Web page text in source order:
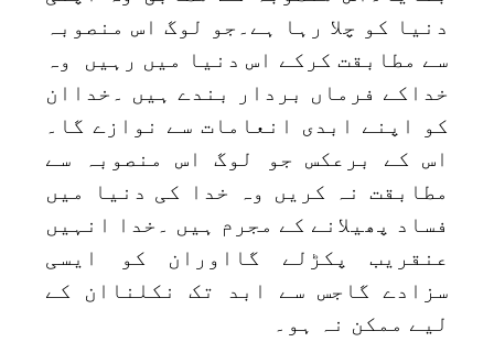
دنیا کو چلا رہا ہے۔جو لوگ اس منصوبہ
سے مطابقت کرکے اس دنیا میں رہیں وہ
خداکے فرماں بردار بندے ہیں ۔خداان
کو اپنے ابدی انعامات سے نوازے گا۔
اس کے برعکس جو لوگ اس منصوبہ سے
مطابقت نہ کریں وہ خدا کی دنیا میں
فساد پھیلانے کے مجرم ہیں ۔خدا انہیں
عنقریب پکڑلے گااوران کو ایسی
سزادے گاجس سے ابد تک نکلناان کے
لیے ممکن نہ ہو۔